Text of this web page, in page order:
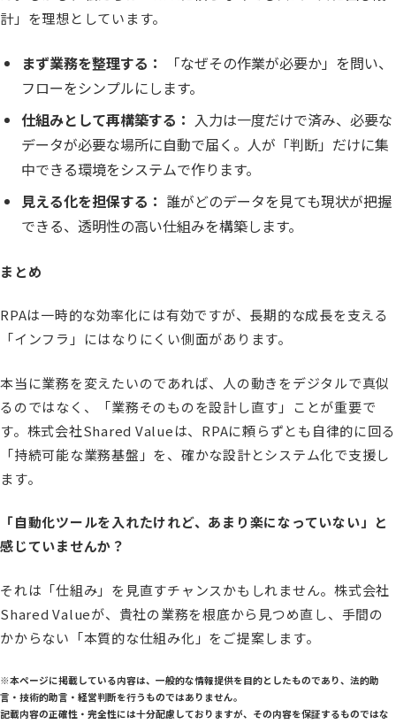
計」を理想としています。
まず業務を整理する：
「なぜその作業が必要か」を問い、
フローをシンプルにします。
仕組みとして再構築する： 入力は一度だけで済み、必要な
データが必要な場所に自動で届く。人が「判断」だけに集
中できる環境をシステムで作ります。
見える化を担保する： 誰がどのデータを見ても現状が把握
できる、透明性の高い仕組みを構築します。
まとめ
RPAは一時的な効率化には有効ですが、長期的な成長を支える
「インフラ」にはなりにくい側面があります。
本当に業務を変えたいのであれば、人の動きをデジタルで真似
るのではなく、「業務そのものを設計し直す」ことが重要で
す。株式会社Shared Valueは、RPAに頼らずとも自律的に回る
「持続可能な業務基盤」を、確かな設計とシステム化で支援し
ます。
「自動化ツールを入れたけれど、あまり楽になっていない」と
感じていませんか？
それは「仕組み」を見直すチャンスかもしれません。株式会社
Shared Valueが、貴社の業務を根底から見つめ直し、手間の
かからない「本質的な仕組み化」をご提案します。
※本ページに掲載している内容は、一般的な情報提供を目的としたものであり、法的助
言・技術的助言・経営判断を行うものではありません。
記載内容の正確性・完全性には十分配慮しておりますが、その内容を保証するものではな